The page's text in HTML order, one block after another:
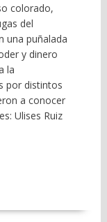
colorado,
del
una puñalada
y dinero
la
por distintos
a conocer
Ulises Ruiz